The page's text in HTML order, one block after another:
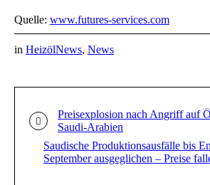
Quelle: www.futures-services.com
in HeizölNews, News
Preisexplosion nach Angriff auf
Saudi-Arabien
Saudische Produktionsausfälle bis
September ausgeglichen – Preise